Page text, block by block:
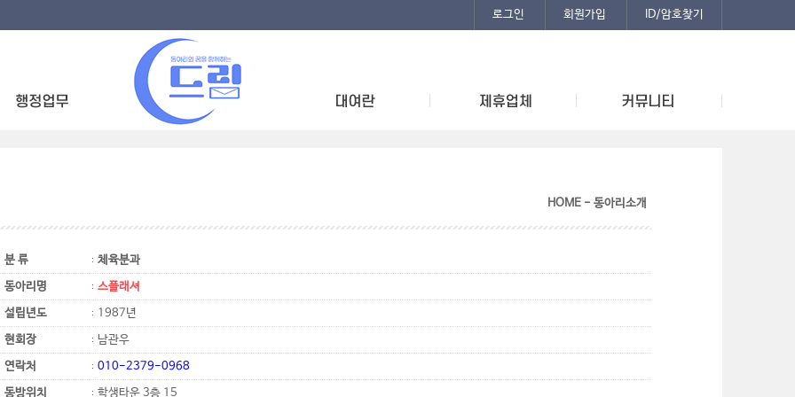
로그인 회원가입 ID/암호찾기
HOME - 동아리소개
분 류
체육분과
동아리명
스플래셔
설립년도
1987년
현회장
남관우
연락처
010-2379-0968
동방위치
학생타운 3층 15